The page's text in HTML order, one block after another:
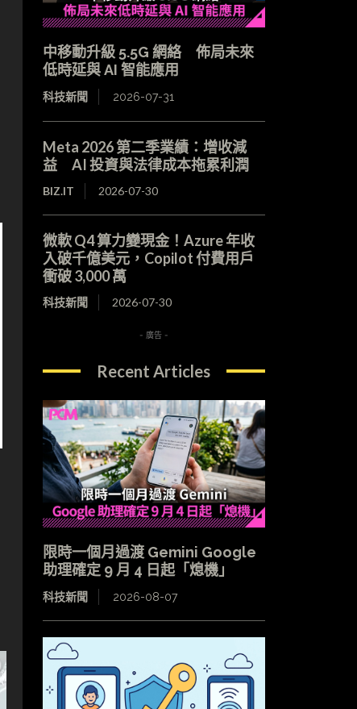
中移動升級 5.5G 網絡 佈局未來
低時延與 AI 智能應用
科技新聞 2026-07-31
Meta 2026 第二季業績：增收減
益 AI 投資與法律成本拖累利潤
BIZ.IT 2026-07-30
微軟 Q4 算力變現金！Azure 年收
入破千億美元，Copilot 付費用戶
衝破 3,000 萬
科技新聞 2026-07-30
- 廣告 -
Recent Articles
限時一個月過渡 Gemini Google
助理確定 9 月 4 日起「熄機」
科技新聞 2026-08-07